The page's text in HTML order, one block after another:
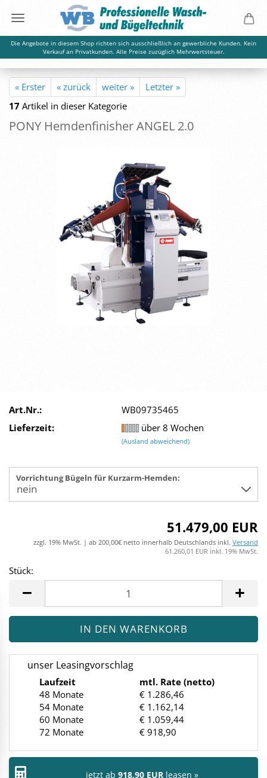
Die Angebote in diesem Shop richten sich ausschließlich an gewerbliche Kunden. Kein
Verkauf an Privatkunden. Alle Preise zuzüglich Mehrwertsteuer.
« Erster « zurück weiter »
Letzter »
17 Artikel in dieser Kategorie
PONY Hem­den­fi­nis­her ANGEL 2.0
Art.Nr.:
WB09735465
Lieferzeit:
über 8 Wochen
(Ausland abweichend)
Vorrichtung Bügeln für Kurzarm-Hemden:
51.479,00 EUR
zzgl. 19% MwSt. | ab 200,00€ netto innerhalb Deutschlands inkl. Versand
61.260,01 EUR inkl. 19% MwSt.
Stück:
unser Leasingvorschlag
Laufzeit
mtl. Rate (netto)
48 Monate
€ 1.286,46
54 Monate
€ 1.162,14
60 Monate
€ 1.059,44
72 Monate
€ 918,90
jetzt ab 918,90 EUR leasen »